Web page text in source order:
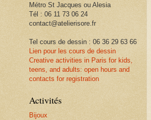
Métro St Jacques ou Alesia
Tél : 06 11 73 06 24
contact@atelierisore.fr
Tel cours de dessin : 06 36 29 63 66
Lien pour les cours de dessin
Creative activities in Paris for kids,
teens, and adults: open hours and
contacts for registration
Activités
Bijoux